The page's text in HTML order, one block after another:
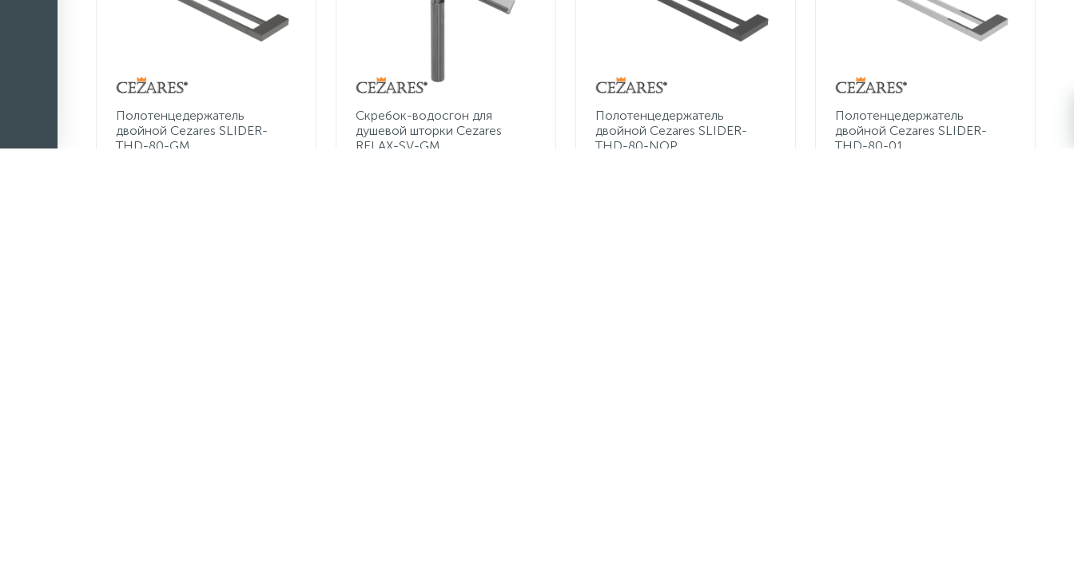
Полотенцедержатель
двойной Cezares SLIDER-
THD-80-GM
Скребок-водосгон для
душевой шторки Cezares
RELAX-SV-GM
Полотенцедержатель
двойной Cezares SLIDER-
THD-80-NOP
Полотенцедержатель
двойной Cezares SLIDER-
THD-80-01